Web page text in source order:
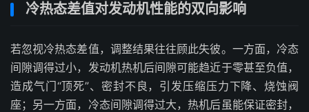
冷热态差值对发动机性能的双向影响
若忽视冷热态差值，调整结果往往顾此失彼。一方面，冷态
间隙调得过小，发动机热机后间隙可能趋近于零甚至负值，
造成气门“顶死”、密封不良，引发压缩压力下降、烧蚀阀
座；另一方面，冷态间隙调得过大，热机后虽能保证密封，